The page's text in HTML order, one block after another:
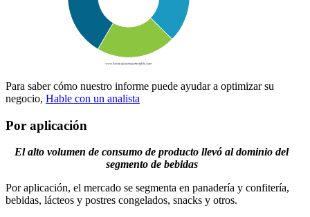
Para saber cómo nuestro informe puede ayudar a optimizar su
negocio, Hable con un analista
Por aplicación
El alto volumen de consumo de producto llevó al dominio del
segmento de bebidas
Por aplicación, el mercado se segmenta en panadería y confitería,
bebidas, lácteos y postres congelados, snacks y otros.